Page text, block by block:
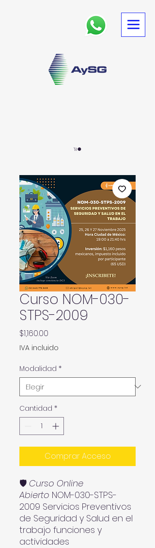
Curso NOM-030-
STPS-2009
$1,160.00
IVA incluido
Modalidad *
Cantidad *
Comprar Acceso
🛡️ Curso Online
Abierto NOM-030-STPS-
2009 Servicios Preventivos
de Seguridad y Salud en el
trabajo funciones y
actividades